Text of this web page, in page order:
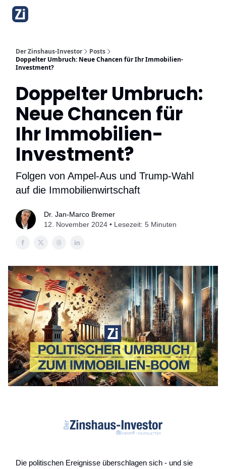
Der Zinshaus-Investor
Posts
Doppelter Umbruch: Neue Chancen für Ihr Immobilien-
Investment?
Doppelter Umbruch:
Neue Chancen für
Ihr Immobilien-
Investment?
Folgen von Ampel-Aus und Trump-Wahl
auf die Immobilienwirtschaft
Dr. Jan-Marco Bremer
12. November 2024 • Lesezeit: 5 Minuten
Die politischen Ereignisse überschlagen sich - und sie